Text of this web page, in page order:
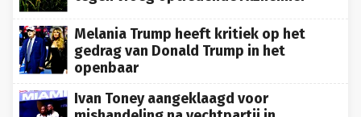
Melania Trump heeft kritiek op het
gedrag van Donald Trump in het
openbaar
Ivan Toney aangeklaagd voor
mishandeling na vechtpartij in